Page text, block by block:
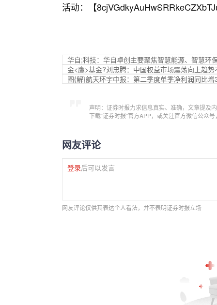
活动：【
华自;科技：华自卓创主要聚焦智慧能源、智慧环
金<鹰>基金?刘忠腾：中国权益市场震荡向上趋
图{解}航天环宇中报：第二季度单季净利润同比增
声明：证券时报力求信息真实、准确，文章提及
下载“证券时报”官方APP，或关注官方微信公众
网友评论
登录后可以发言
网友评论仅供其表达个人看法，并不表明证券时报立场